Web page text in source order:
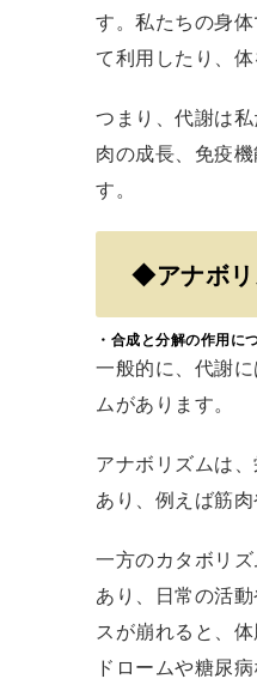
す。私たちの身
て利用したり、
つまり、代謝は
肉の成長、免疫
す。
◆アナボリ
・合成と分解の作用に
一般的に、代謝
ムがあります。
アナボリズムは
あり、例えば筋
一方のカタボリ
あり、日常の活
スが崩れると、
ドロームや糖尿